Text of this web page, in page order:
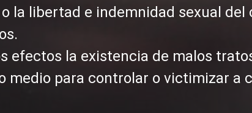
la libertad e indemnidad sexual del
efectos la existencia de malos
medio para controlar o victimizar a